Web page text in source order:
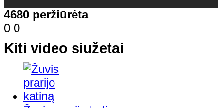
4680 peržiūrėta
0 0
Kiti video siužetai